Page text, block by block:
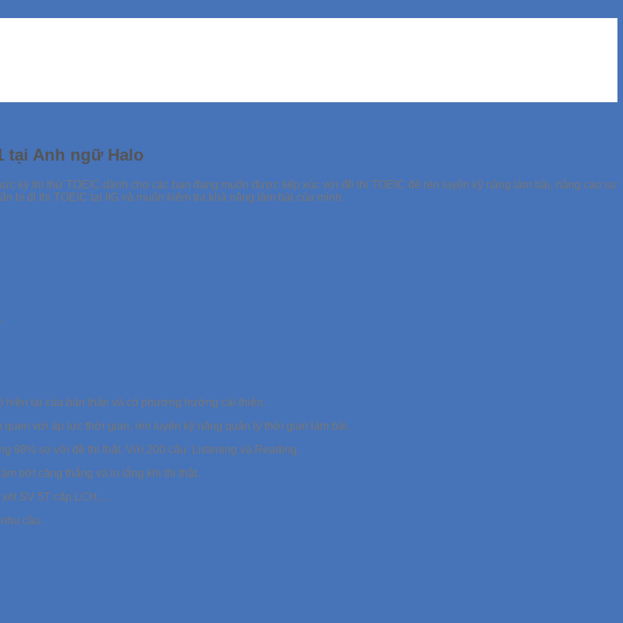
tại Anh ngữ Halo
kỳ thi thử TOEIC dành cho các bạn đang muốn được tiếp xúc với đề thi TOEIC để rèn luyện kỹ năng làm bài, nâng cao sự
bị đi thi TOEIC tại IIG và muốn kiểm tra khả năng làm bài của mình.
hiện tại của bản thân và có phương hướng cải thiện.
với áp lực thời gian, rèn luyện kỹ năng quản lý thời gian làm bài.
98% so với đề thi thật. Với 200 câu: Listening và Reading.
bớt căng thẳng và lo lắng khi thi thật.
SV 5T cấp LCH,…
cầu.